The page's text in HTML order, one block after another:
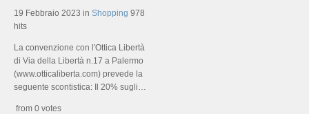
19 Febbraio 2023 in Shopping 978
hits
La convenzione con l'Ottica Libertà
di Via della Libertà n.17 a Palermo
(www.otticaliberta.com) prevede la
seguente scontistica: Il 20% sugli…
from 0 votes